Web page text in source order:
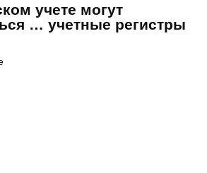
учете могут
… учетные регистры